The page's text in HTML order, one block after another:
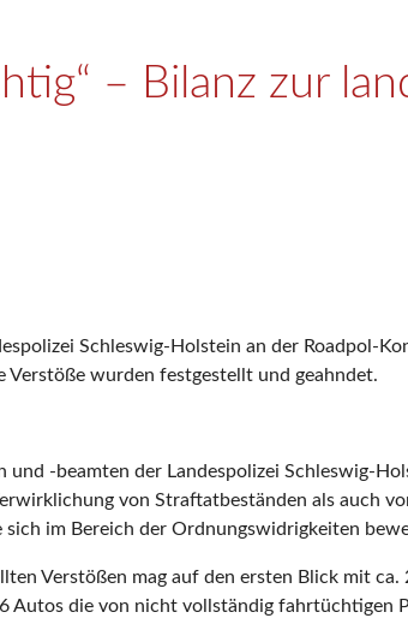
– Bilanz zur
Schleswig-Holstein an der
Verstöße wurden festgestellt und geahndet.
und -beamten der Landespolizei Schleswig-
von Straftatbeständen als auch
im Bereich der Ordnungswidrigkeiten
Verstößen mag auf den ersten Blick mit
Autos die von nicht vollständig fahrtüchtigen